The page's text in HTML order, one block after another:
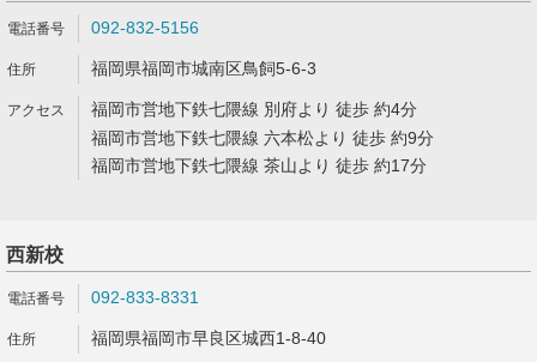
092-832-5156
福岡県福岡市城南区鳥飼5-6-3
福岡市営地下鉄七隈線 別府より 徒歩 約4分
福岡市営地下鉄七隈線 六本松より 徒歩 約9分
福岡市営地下鉄七隈線 茶山より 徒歩 約17分
西新校
092-833-8331
福岡県福岡市早良区城西1-8-40